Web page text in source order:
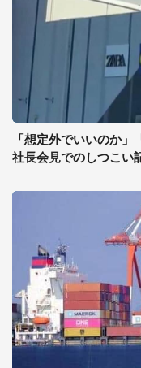
「想定外でいいのか
社長会見でのしつこい